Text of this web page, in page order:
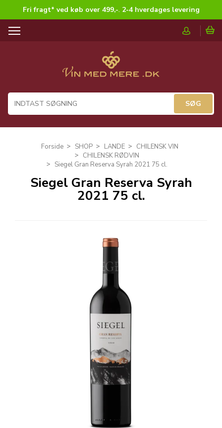
Fri fragt* ved køb over 499,-. 2-4 hverdages levering
T
a
i
Forside SHOP LANDE
CHILENSK VIN
CHILENSK RØDVIN
Siegel Gran Reserva Syrah 2021 75 cl.
Siegel Gran Reserva Syrah
2021 75 cl.